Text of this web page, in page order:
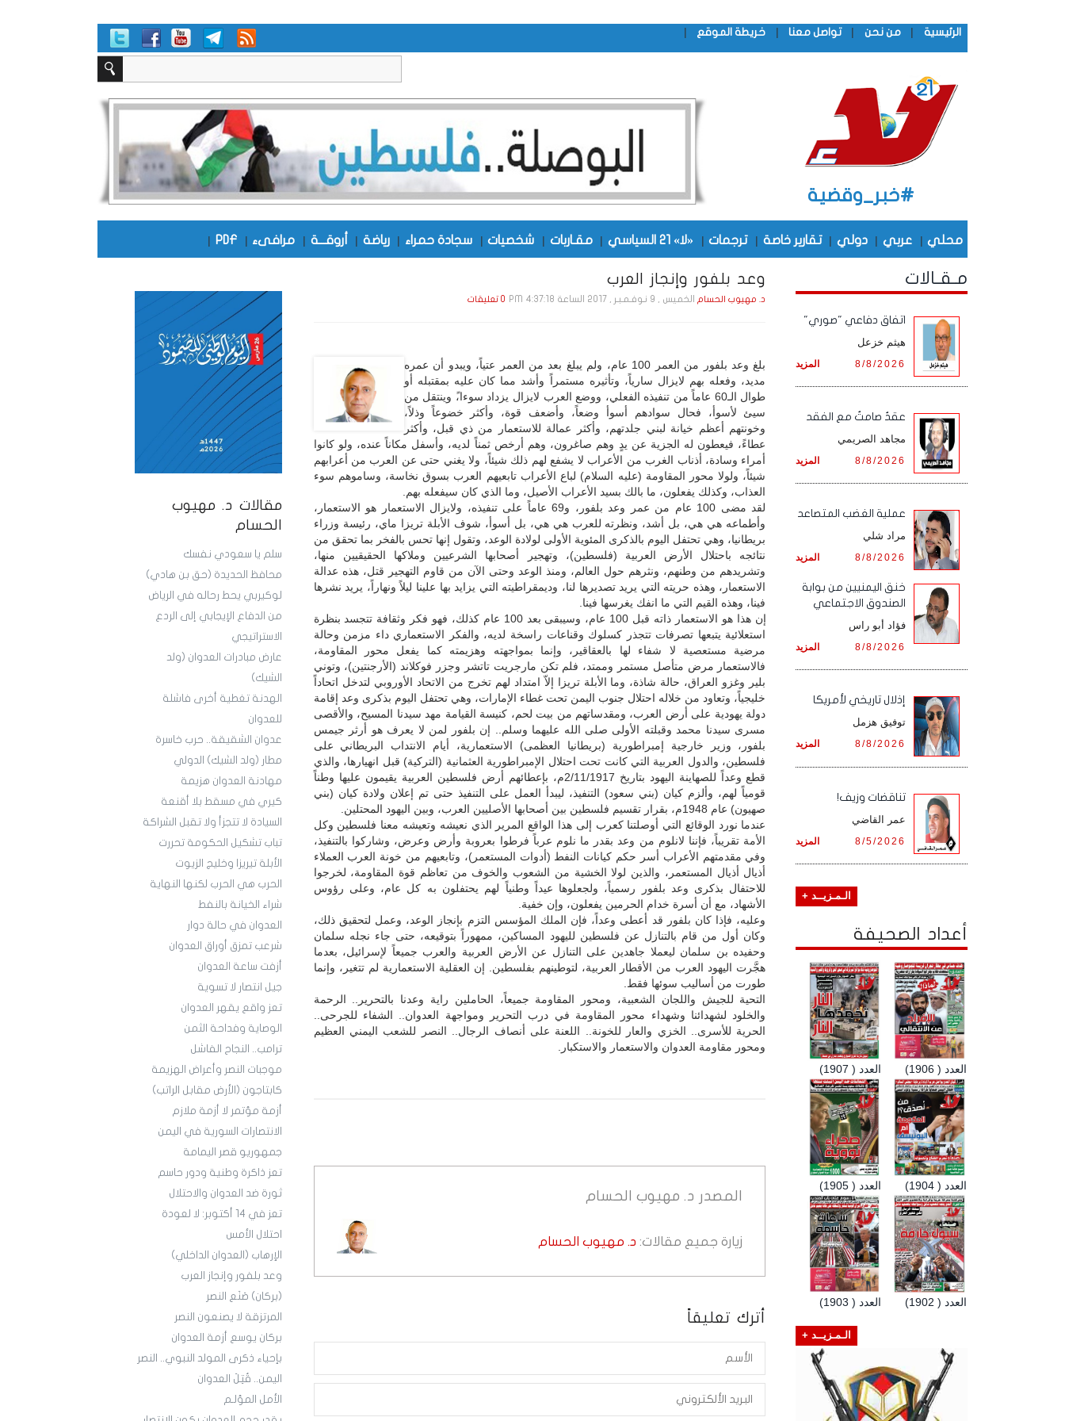
الرئيسية | من نحن | تواصل معنا | خريطة الموقع |
#خبر_وقضية
محلي | عربي | دولي | تقارير خاصة | ترجمات | «لا» 21 السياسي | مقـاربات | شخصيات | سجادة حمراء | رياضة | أروقـــة | مرافىء |
PDF
|
مقالات د. مهيوب
الحسام
سلم يا سعودي نفسك
محافظ الحديدة (حق بن هادي)
لوكيربي يحط رحاله في الرياض
من الدفاع الإيجابي إلى الردع
الاستراتيجي
عارض مبادرات العدوان (ولد
الشيك)
الهدنة تغطية أخرى فاشلة
للعدوان
عدوان الشقيقة.. حرب خاسرة
مطار (ولد الشيك) الدولي
مهادنة العدوان هزيمة
كيري في مسقط بلا أقنعة
السيادة لا تتجزأ ولا تقبل الشراكة
تباب تشكيل الحكومة تحررت
الأبلة تيريزا وخليج الزيوت
الحرب هي الحرب لكنها النهاية
شراء الخيانة بالنفط
العدوان في حالة دوار
شرعب تمزق أوراق العدوان
أزفت ساعة العدوان
جيل انتصار لا تسوية
تعز واقع يقهر العدوان
الوصاية وفداحة الثمن
ترامب.. النجاح الفاشل
موجبات النصر وأعراض الهزيمة
كابتاجون (الأرض مقابل الراتب)
أزمة مؤتمر لا أزمة ملازم
الانتصارات السورية في اليمن
جمهوريو قصر اليمامة
تعز ذاكرة وطنية ودور حاسم
ثورة ضد العدوان والاحتلال
تعز في 14 أكتوبر: لا لعودة
احتلال الأمس
الإرهاب (العدوان الداخلي)
وعد بلفور وإنجاز العرب
(بركان) صَنَع النصر
المرتزقة لا يصنعون النصر
بركان يوسع أزمة العدوان
بإحياء ذكرى المولد النبوي.. النصر
اليمن.. قُتِلَ العدوان
الأمل المؤلـم
وعد بلفور وإنجاز العرب
د. مهيوب الحسام الخميس , 9 نـوفـمـبـر , 2017 الساعة 4:37:18 PM 0 تعليقات
بلغ وعد بلفور من العمر 100 عام، ولم يبلغ بعد من العمر عتياً، ويبدو أن عمره
مديد، وفعله بهم لايزال سارياً، وتأثيره مستمراً وأشد مما كان عليه بمقتبله أو
طوال الـ60 عاماً من تنفيذه الفعلي، ووضع العرب لايزال يزداد سوءا،ً وينتقل من
سيئ لأسوأ، فحال سوادهم أسوأ وضعاً، وأضعف قوة، وأكثر خضوعاً وذلاً،
وخونتهم أعظم خيانة لبني جلدتهم، وأكثر عمالة للاستعمار من ذي قبل، وأكثر
عطاءً، فيعطون له الجزية عن يدٍ وهم صاغرون، وهم أرخص ثمناً لديه، وأسفل مكاناً عنده، ولو كانوا
أمراء وسادة، أذناب الغرب من الأعراب لا يشفع لهم ذلك شيئاً، ولا يغني حتى عن العرب من أعرابهم
شيئاً، ولولا محور المقاومة (عليه السلام) لباع الأعراب تابعيهم العرب بسوق نخاسة، وساموهم سوء
العذاب، وكذلك يفعلون، ما بالك بسيد الأعراب الأصيل، وما الذي كان سيفعله بهم.
لقد مضى 100 عام من عمر وعد بلفور، و69 عاماً على تنفيذه، ولايزال الاستعمار هو الاستعمار،
وأطماعه هي هي، بل أشد، ونظرته للعرب هي هي، بل أسوأ، شوف الأبلة تريزا ماي، رئيسة وزراء
بريطانيا، وهي تحتفل اليوم بالذكرى المئوية الأولى لولادة الوعد، وتقول إنها تحس بالفخر بما تحقق من
نتائجه باحتلال الأرض العربية (فلسطين)، وتهجير أصحابها الشرعيين وملاكها الحقيقيين منها،
وتشريدهم من وطنهم، ونثرهم حول العالم، ومنذ الوعد وحتى الآن من قاوم التهجير قتل، هذه عدالة
الاستعمار، وهذه حريته التي يريد تصديرها لنا، وديمقراطيته التي يزايد بها علينا ليلاً ونهاراً، يريد نشرها
فينا، وهذه القيم التي ما انفك يغرسها فينا.
إن هذا هو الاستعمار ذاته قبل 100 عام، وسيبقى بعد 100 عام كذلك، فهو فكر وثقافة تتجسد بنظرة
استعلائية يتبعها تصرفات تتجذر كسلوك وقناعات راسخة لديه، والفكر الاستعماري داء مزمن وحالة
مرضية مستعصية لا شفاء لها بالعقاقير، وإنما بمواجهته وهزيمته كما يفعل محور المقاومة،
فالاستعمار مرض متأصل مستمر وممتد، فلم تكن مارجريت تاتشر وجزر فوكلاند (الأرجنتين)، وتوني
بلير وغزو العراق، حالة شاذة، وما الأبلة تريزا إلاّ امتداد لهم تخرج من الاتحاد الأوروبي لتدخل اتحاداً
خليجياً، وتعاود من خلاله احتلال جنوب اليمن تحت غطاء الإمارات، وهي تحتفل اليوم بذكرى وعد إقامة
دولة يهودية على أرض العرب، ومقدساتهم من بيت لحم، كنيسة القيامة مهد سيدنا المسيح، والأقصى
مسرى سيدنا محمد وقبلته الأولى صلى الله عليهما وسلم.. إن بلفور لمن لا يعرف هو أرثر جيمس
بلفور، وزير خارجية إمبراطورية (بريطانيا العظمى) الاستعمارية، أيام الانتداب البريطاني على
فلسطين، والدول العربية التي كانت تحت احتلال الإمبراطورية العثمانية (التركية) قبل انهيارها، والذي
قطع وعداً للصهاينة اليهود بتاريخ 2/11/1917م، بإعطائهم أرض فلسطين العربية يقيمون عليها وطناً
قومياً لهم، وألزم كيان (بني سعود) التنفيذ، ليبدأ العمل على التنفيذ حتى تم إعلان ولادة كيان (بني
صهيون) عام 1948م، بقرار تقسيم فلسطين بين أصحابها الأصليين العرب، وبين اليهود المحتلين.
عندما نورد الوقائع التي أوصلتنا كعرب إلى هذا الواقع المرير الذي نعيشه وتعيشه معنا فلسطين وكل
الأمة تقريباً، فإننا لانلوم من وعد بقدر ما نلوم عرباً فرطوا بعروبة وأرض وعرض، وشاركوا بالتنفيذ،
وفي مقدمتهم الأعراب أسر حكم كيانات النفط (أدوات المستعمر)، وتابعيهم من خونة العرب العملاء
أذيال أذيال المستعمر، والذين لولا الخشية من الشعوب والخوف من تعاظم قوة المقاومة، لخرجوا
للاحتفال بذكرى وعد بلفور رسمياً، ولجعلوها عيداً وطنياً لهم يحتفلون به كل عام، وعلى رؤوس
الأشهاد، مع أن أسرة خدام الحرمين يفعلون، وإن خفية.
وعليه، فإذا كان بلفور قد أعطى وعداً، فإن الملك المؤسس التزم بإنجاز الوعد، وعمل لتحقيق ذلك،
وكان أول من قام بالتنازل عن فلسطين لليهود المساكين، ممهوراً بتوقيعه، حتى جاء نجله سلمان
وحفيده بن سلمان ليعملا جاهدين على التنازل عن الأرض العربية والعرب جميعاً لإسرائيل، بعدما
هجَّرت اليهود العرب من الأقطار العربية، لتوطينهم بفلسطين. إن العقلية الاستعمارية لم تتغير، وإنما
طورت من أساليب سوئها فقط.
التحية للجيش واللجان الشعبية، ومحور المقاومة جميعاً، الحاملين راية وعدنا بالتحرير.. الرحمة
والخلود لشهدائنا وشهداء محور المقاومة في درب التحرير ومواجهة العدوان.. الشفاء للجرحى..
الحرية للأسرى.. الخزي والعار للخونة.. اللعنة على أنصاف الرجال.. النصر للشعب اليمني العظيم
ومحور مقاومة العدوان والاستعمار والاستكبار.
المصدر د. مهيوب الحسام
زيارة جميع مقالات: د. مهيوب الحسام
أترك تعليقاً
مـقـالات
اتفاق دفاعي "صوري"
هيثم خزعل
المزيد 8/8/2026
عقدٌ صامتٌ مع الفقد
مجاهد الصريمي
المزيد 8/8/2026
‏عملية الغضب المتصاعد
مراد شلي
المزيد 8/8/2026
خنق اليمنيين من بوابة
الصندوق الاجتماعي
فؤاد أبو راس
المزيد 8/8/2026
إذلال تاريخي لأمريكا
توفيق هزمل
المزيد 8/8/2026
تناقضات وزيف!
عمر القاضي
المزيد 8/5/2026
الـمـزيــد +
أعداد الصحيفة
العدد ( 1907) العدد ( 1906)
العدد ( 1905) العدد ( 1904)
العدد ( 1903) العدد ( 1902)
الـمـزيــد +